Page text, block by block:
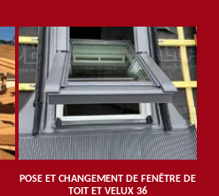
POSE ET CHANGEMENT DE FENÊTRE DE
TOIT ET VELUX 36